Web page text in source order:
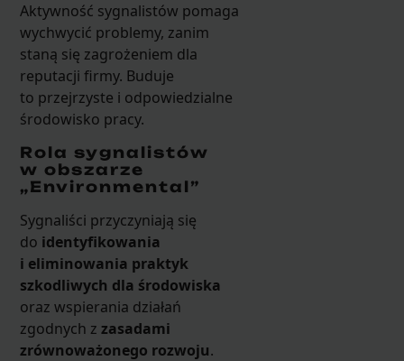
Aktywność sygnalistów pomaga
wychwycić problemy, zanim
staną się zagrożeniem dla
reputacji firmy. Buduje
to przejrzyste i odpowiedzialne
środowisko pracy.
Rola sygnalistów
w obszarze
„Environmental”
Sygnaliści przyczyniają się
do identyfikowania
i eliminowania praktyk
szkodliwych dla środowiska
oraz wspierania działań
zgodnych z zasadami
zrównoważonego rozwoju.